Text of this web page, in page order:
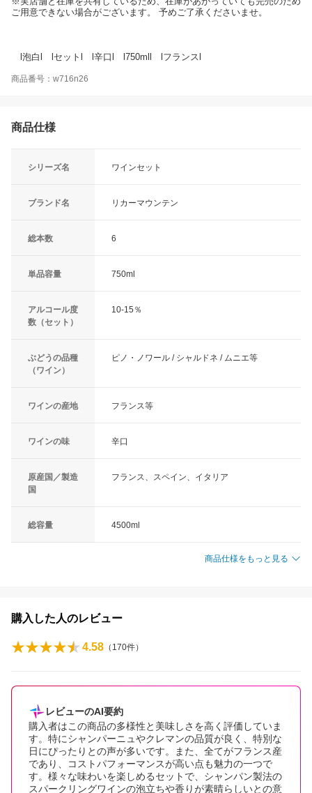
ご用意できない場合がございます。 予めご了承くださいませ。
l泡白l lセットl l辛口l l750mll lフランスl
商品番号：w716n26
商品仕様
シリーズ名 ワインセット
ブランド名 リカーマウンテン
総本数 6
単品容量 750ml
アルコール度
数（セット）
10-15％
ぶどうの品種
（ワイン）
ピノ・ノワール / シャルドネ / ムニエ等
ワインの産地 フランス等
ワインの味 辛口
原産国／製造
国
フランス、スペイン、イタリア
総容量 4500ml
商品仕様をもっと見る
購入した人のレビュー
4.58 （ 170件）
レビューのAI要約
購入者はこの商品の多様性と美味しさを高く評価していま
す。特にシャンパーニュやクレマンの品質が良く、特別な
日にぴったりとの声が多いです。また、全てがフランス産
であり、コストパフォーマンスが高い点も魅力の一つで
す。様々な味わいを楽しめるセットで、シャンパン製法の
スパークリングワインの泡立ちや香りが素晴らしいとの意